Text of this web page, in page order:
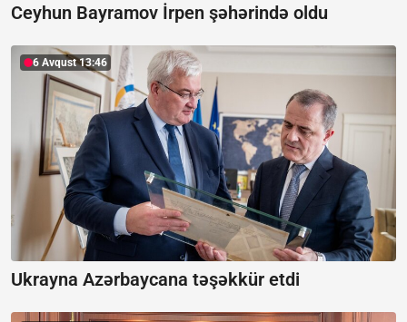
Ceyhun Bayramov İrpen şəhərində oldu
6 Avqust 13:46
Ukrayna Azərbaycana təşəkkür etdi